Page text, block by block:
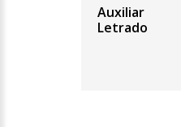
Auxiliar
Letrado